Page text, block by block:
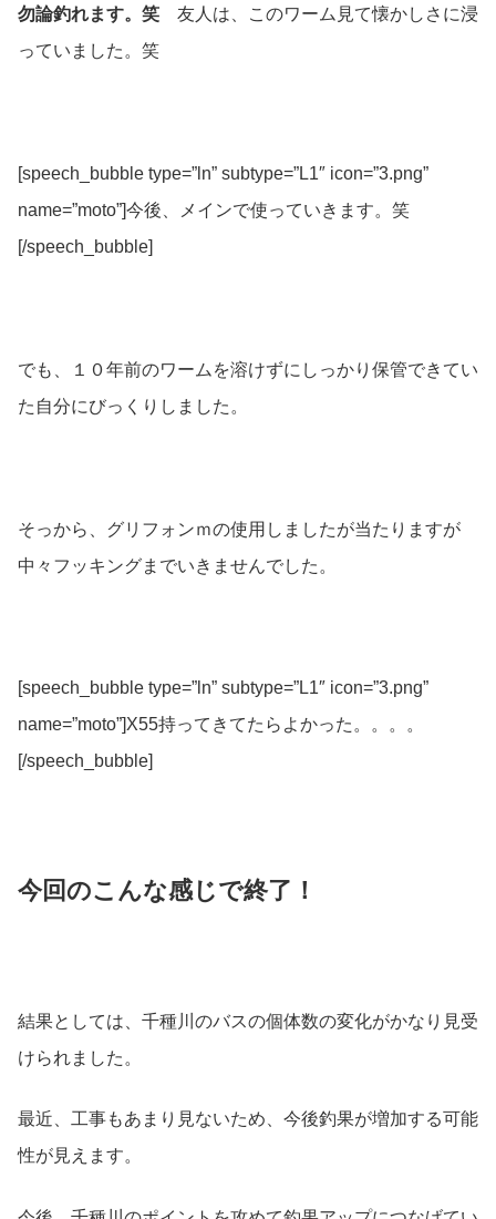
勿論釣れます。笑 友人は、このワーム見て懐かしさに浸
っていました。笑
[speech_bubble type=”ln” subtype=”L1″ icon=”3.png”
name=”moto”]今後、メインで使っていきます。笑
[/speech_bubble]
でも、１０年前のワームを溶けずにしっかり保管できてい
た自分にびっくりしました。
そっから、グリフォンｍの使用しましたが当たりますが
中々フッキングまでいきませんでした。
[speech_bubble type=”ln” subtype=”L1″ icon=”3.png”
name=”moto”]X55持ってきてたらよかった。。。。
[/speech_bubble]
今回のこんな感じで終了！
結果としては、千種川のバスの個体数の変化がかなり見受
けられました。
最近、工事もあまり見ないため、今後釣果が増加する可能
性が見えます。